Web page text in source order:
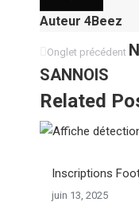
Auteur 4Beez
de
Onglet précédent
SANNOIS
Related
Inscriptions
juin 13, 2025